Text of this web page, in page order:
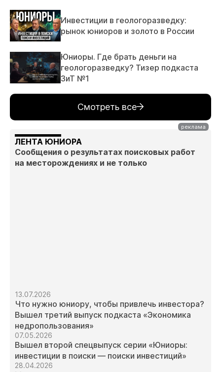
Инвестиции в геологоразведку:
рынок юниоров и золото в России
Юниоры. Где брать деньги на
геологоразведку? Тизер подкаста
ЗиТ №1
Смотреть все
ЛЕНТА ЮНИОРА
Сообщения о результатах поисковых работ
на месторождениях и не только
13.07.2026
Что нужно юниору, чтобы привлечь инвестора?
Вышел третий выпуск подкаста «Экономика
недропользования»
07.05.2026
Вышел второй спецвыпуск серии «Юниоры:
инвестиции в поиски — поиски инвестиций»
28.04.2026